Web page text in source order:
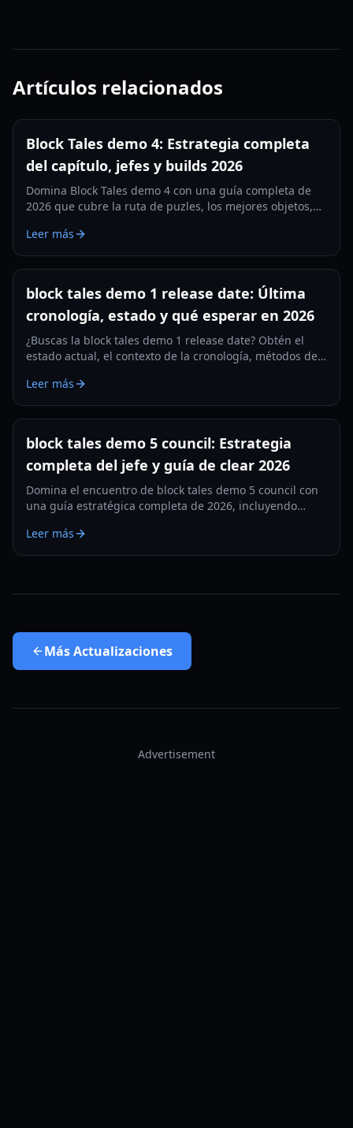
Artículos relacionados
Block Tales demo 4: Estrategia completa
del capítulo, jefes y builds 2026
Domina Block Tales demo 4 con una guía completa de
2026 que cubre la ruta de puzles, los mejores objetos,
endgame para lograr clears más fluidos.
Leer más
block tales demo 1 release date: Última
cronología, estado y qué esperar en 2026
¿Buscas la block tales demo 1 release date? Obtén el
estado actual, el contexto de la cronología, métodos de
actualización para vigilar en 2026.
Leer más
block tales demo 5 council: Estrategia
completa del jefe y guía de clear 2026
Domina el encuentro de block tales demo 5 council con
una guía estratégica completa de 2026, incluyendo
correcciones de errores para clears más rápidos.
Leer más
MásActualizaciones
Advertisement